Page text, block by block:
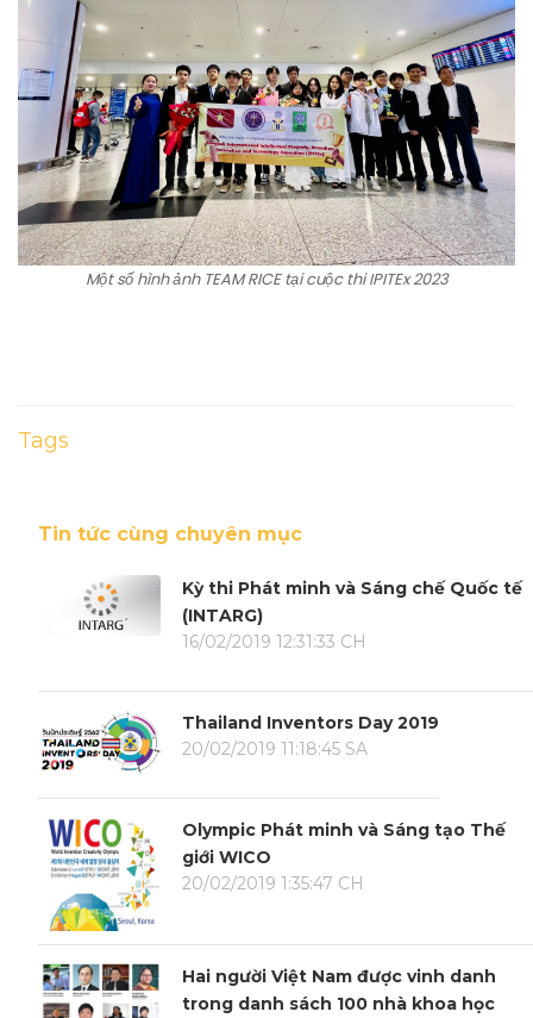
Một số hình ảnh TEAM RICE tại cuộc thi IPITEx 2023
Tags
Tin tức cùng chuyên mục
Kỳ thi Phát minh và Sáng chế Quốc tế
(INTARG)
16/02/2019 12:31:33 CH
Thailand Inventors Day 2019
20/02/2019 11:18:45 SA
Olympic Phát minh và Sáng tạo Thế
giới WICO
20/02/2019 1:35:47 CH
Hai người Việt Nam được vinh danh
trong danh sách 100 nhà khoa học